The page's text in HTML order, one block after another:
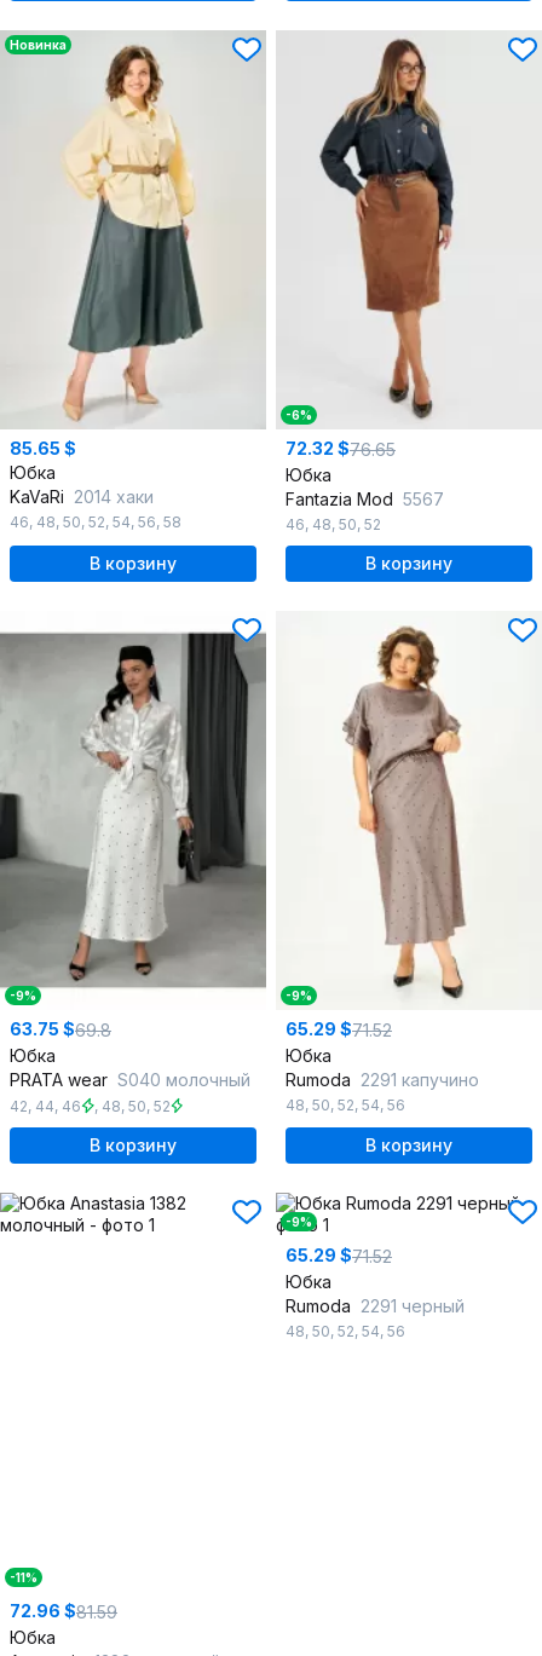
Новинка
85.65 $
Юбка
KaVaRi 2014 хаки
46, 48, 50, 52, 54, 56, 58
В корзину
-6%
72.32 $76.65
Юбка
Fantazia Mod 5567
46, 48, 50, 52
В корзину
-9%
63.75 $69.8
Юбка
PRATA wear S040 молочный
42, 44, 46 , 48, 50, 52
В корзину
-9%
65.29 $71.52
Юбка
Rumoda 2291 капучино
48, 50, 52, 54, 56
В корзину
-11%
72.96 $81.59
Юбка
-9%
65.29 $71.52
Юбка
Rumoda 2291 черный
48, 50, 52, 54, 56